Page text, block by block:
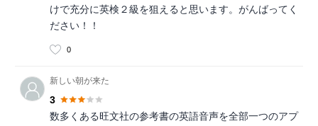
けで充分に英検２級を狙えると思います。がんばってく
ださい！！
0
新しい朝が来た
3
数多くある旺文社の参考書の英語音声を全部一つのアプ